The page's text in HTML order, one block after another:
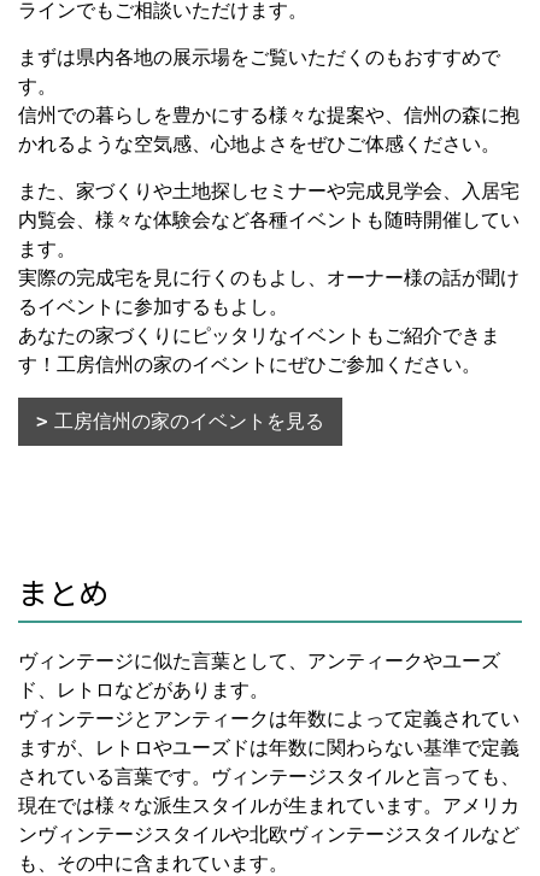
ラインでもご相談いただけます。
まずは県内各地の展示場をご覧いただくのもおすすめで
す。
信州での暮らしを豊かにする様々な提案や、信州の森に抱
かれるような空気感、心地よさをぜひご体感ください。
また、家づくりや土地探しセミナーや完成見学会、入居宅
内覧会、様々な体験会など各種イベントも随時開催してい
ます。
実際の完成宅を見に行くのもよし、オーナー様の話が聞け
るイベントに参加するもよし。
あなたの家づくりにピッタリなイベントもご紹介できま
す！工房信州の家のイベントにぜひご参加ください。
工房信州の家のイベントを見る
まとめ
ヴィンテージに似た言葉として、アンティークやユーズ
ド、レトロなどがあります。
ヴィンテージとアンティークは年数によって定義されてい
ますが、レトロやユーズドは年数に関わらない基準で定義
されている言葉です。ヴィンテージスタイルと言っても、
現在では様々な派生スタイルが生まれています。アメリカ
ンヴィンテージスタイルや北欧ヴィンテージスタイルなど
も、その中に含まれています。